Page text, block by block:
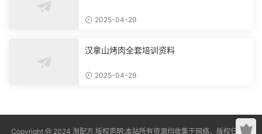
2025-04-29
汉拿山烤肉全套培训资料
2025-04-29
Copyright @ 2024 淘配方 版权声明:本站所有资源均收集于网络，版权归原作